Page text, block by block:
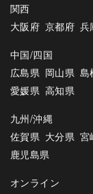
関西
大阪府 京都府 兵
中国/四国
広島県 岡山県 島
愛媛県 高知県
九州/沖縄
佐賀県 大分県 宮
鹿児島県
オンライン